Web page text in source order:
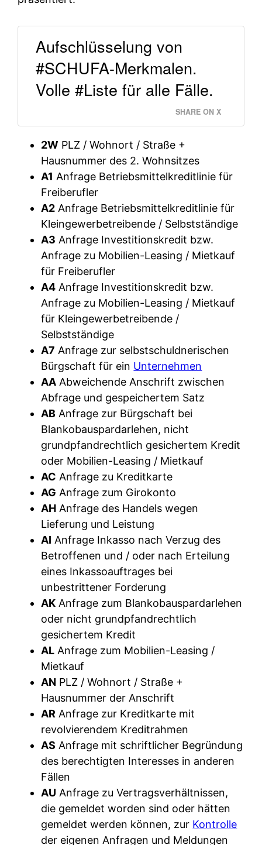
Aufschlüsselung von
#SCHUFA-Merkmalen.
Volle #Liste für alle Fälle.
SHARE ON X
2W PLZ / Wohnort / Straße +
Hausnummer des 2. Wohnsitzes
A1 Anfrage Betriebsmittelkreditlinie für
Freiberufler
A2 Anfrage Betriebsmittelkreditlinie für
Kleingewerbetreibende / Selbstständige
A3 Anfrage Investitionskredit bzw.
Anfrage zu Mobilien-Leasing / Mietkauf
für Freiberufler
A4 Anfrage Investitionskredit bzw.
Anfrage zu Mobilien-Leasing / Mietkauf
für Kleingewerbetreibende /
Selbstständige
A7 Anfrage zur selbstschuldnerischen
Bürgschaft für ein Unternehmen
AA Abweichende Anschrift zwischen
Abfrage und gespeichertem Satz
AB Anfrage zur Bürgschaft bei
Blankobauspardarlehen, nicht
grundpfandrechtlich gesichertem Kredit
oder Mobilien-Leasing / Mietkauf
AC Anfrage zu Kreditkarte
AG Anfrage zum Girokonto
AH Anfrage des Handels wegen
Lieferung und Leistung
AI Anfrage Inkasso nach Verzug des
Betroffenen und / oder nach Erteilung
eines Inkassoauftrages bei
unbestrittener Forderung
AK Anfrage zum Blankobauspardarlehen
oder nicht grundpfandrechtlich
gesichertem Kredit
AL Anfrage zum Mobilien-Leasing /
Mietkauf
AN PLZ / Wohnort / Straße +
Hausnummer der Anschrift
AR Anfrage zur Kreditkarte mit
revolvierendem Kreditrahmen
AS Anfrage mit schriftlicher Begründung
des berechtigten Interesses in anderen
Fällen
AU Anfrage zu Vertragsverhältnissen,
die gemeldet worden sind oder hätten
gemeldet werden können, zur Kontrolle
der eigenen Anfragen und Meldungen